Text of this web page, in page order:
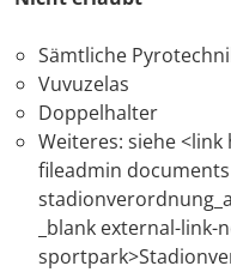
Sämtliche
Vuvuzelas
Doppelhalter
Weiteres: siehe
fileadmin
_blank external-link-